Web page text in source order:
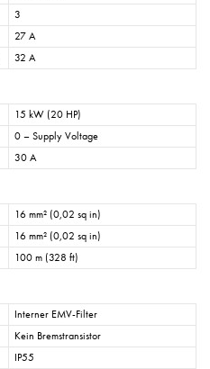
3
27 A
32 A
15 kW (20 HP)
0 – Supply Voltage
30 A
16 mm² (0,02 sq in)
16 mm² (0,02 sq in)
100 m (328 ft)
Interner EMV-Filter
Kein Bremstransistor
IP55